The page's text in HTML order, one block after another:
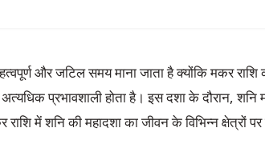
और जटिल समय माना जाता है क्योंकि मकर राशि
प्रभावशाली होता है। इस दशा के दौरान, शनि
में शनि की महादशा का जीवन के विभिन्न क्षेत्रों पर